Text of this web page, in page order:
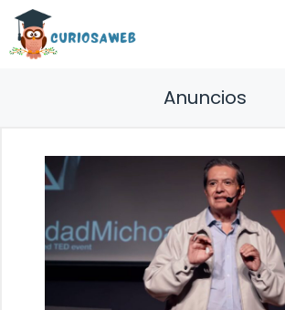
Saltar
contenido
Anuncios